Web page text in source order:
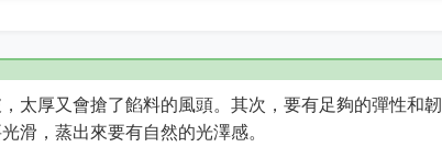
厚又會搶了餡料的風頭。其次，要有足夠的彈性和韌
滑，蒸出來要有自然的光澤感。